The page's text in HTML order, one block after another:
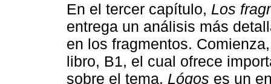
En el tercer capítulo, Los
entrega un análisis más
en los fragmentos.
libro, B1, el cual ofrece
sobre el tema. Lógos es un